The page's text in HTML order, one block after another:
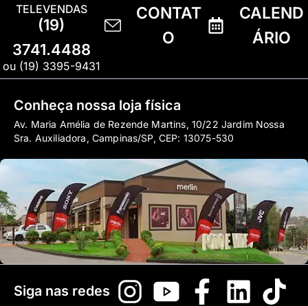
TELEVENDAS
(19)
3741.4488
ou (19) 3395-9431
CONTAT
O
CALEND
ÁRIO
Conheça nossa loja física
Av. Maria Amélia de Rezende Martins, 10/22 Jardim Nossa
Sra. Auxiliadora, Campinas/SP, CEP: 13075-530
Siga nas redes